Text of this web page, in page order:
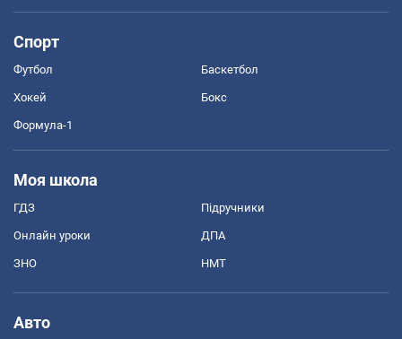
Спорт
Футбол Баскетбол
Хокей Бокс
Формула-1
Моя школа
ГДЗ Підручники
Онлайн уроки ДПА
ЗНО НМТ
Авто